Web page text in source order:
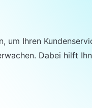
um Ihren
Dabei hilft